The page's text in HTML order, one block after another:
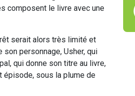
composent le livre avec une
serait alors très limité et
personnage, Usher, qui
qui donne son titre au livre,
épisode, sous la plume de